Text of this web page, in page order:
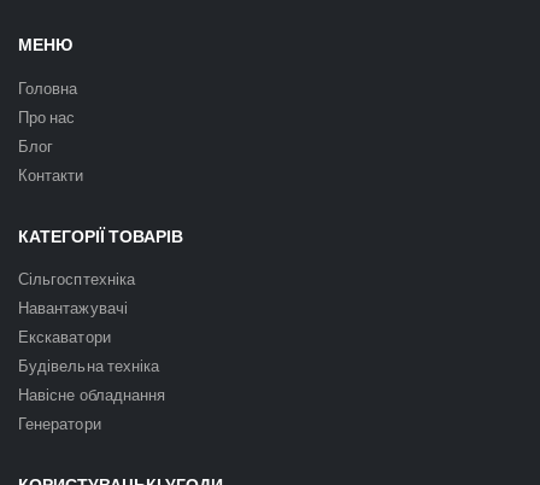
МЕНЮ
Головна
Про нас
Блог
Контакти
КАТЕГОРІЇ ТОВАРІВ
Сільгосптехніка
Навантажувачі
Екскаватори
Будівельна техніка
Навісне обладнання
Генератори